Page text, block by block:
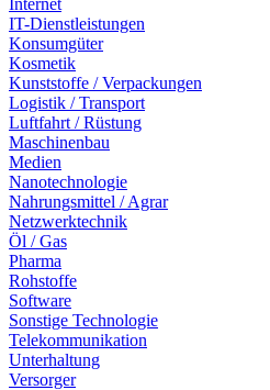
Internet
IT-Dienstleistungen
Konsumgüter
Kosmetik
Kunststoffe / Verpackungen
Logistik / Transport
Luftfahrt / Rüstung
Maschinenbau
Medien
Nanotechnologie
Nahrungsmittel / Agrar
Netzwerktechnik
Öl / Gas
Pharma
Rohstoffe
Software
Sonstige Technologie
Telekommunikation
Unterhaltung
Versorger